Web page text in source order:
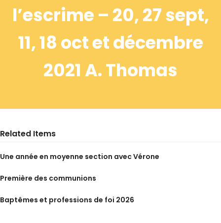
l’escrime – 20, 27 sept,
11, 18 oct et décembre
2021 A. Thomas
Related Items
Une année en moyenne section avec Vérone
Première des communions
Baptêmes et professions de foi 2026